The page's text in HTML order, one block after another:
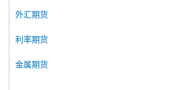
外汇期货
利率期货
金属期货